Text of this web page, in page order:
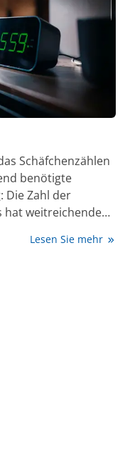
wichtigsten globalen
werden jährlich
mit resistenten
Schäfchenzählen
benötigte
Die Zahl der
hat weitreichende
Lesen Sie mehr